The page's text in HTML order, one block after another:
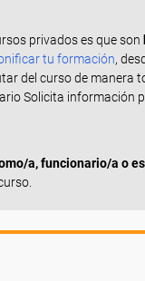
privados es que son
tu formación,
del curso de manera
Solicita información
a, funcionario/a o